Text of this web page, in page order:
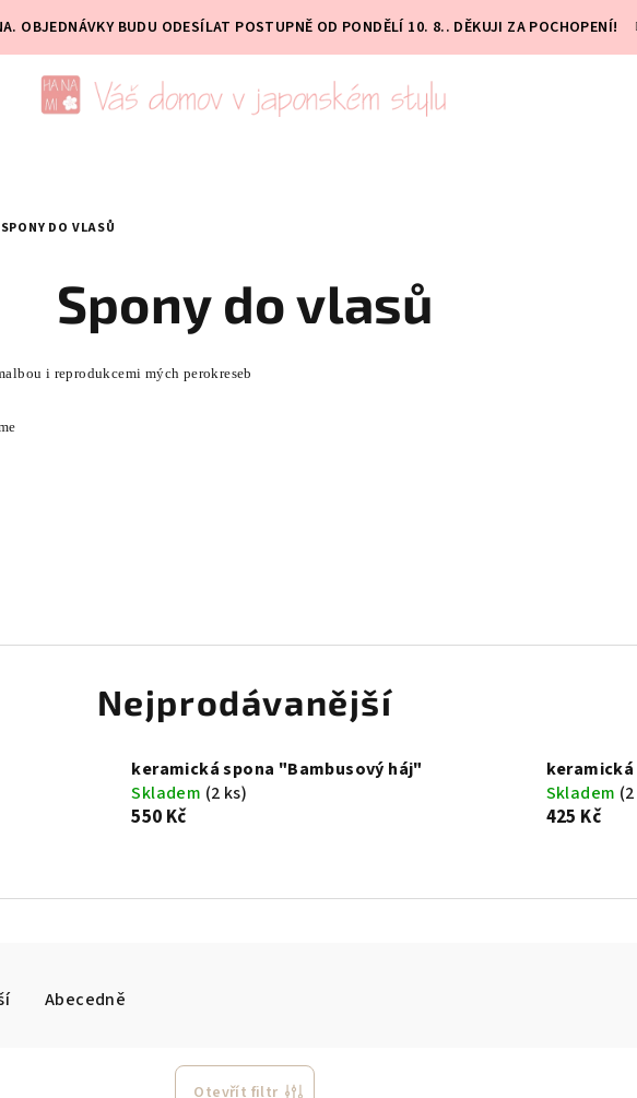
OBJEDNÁVKY BUDU ODESÍLAT POSTUPNĚ OD PONDĚLÍ 10. 8.. DĚKUJI ZA POCHOPENÍ!
SPONY DO VLASŮ
Spony do vlasů
i reprodukcemi mých perokreseb
Nejprodávanější
keramická spona "Bambusový háj"
Skladem (2 ks)
550 Kč
Skladem
425 Kč
Abecedně
Otevřít filtr